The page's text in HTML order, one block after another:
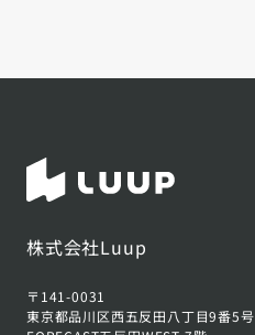
株式会社Luup
〒141-0031
東京都品川区西五反田八丁目9番5号